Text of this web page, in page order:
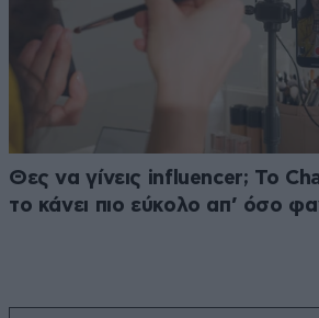
Θες να γίνεις influencer; Το
το κάνει πιο εύκολο απ’ όσο